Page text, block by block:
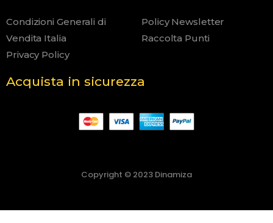
Condizioni Generali di
Vendita Italia
Privacy Policy
Policy Newsletter
Raccolta Punti
Acquista in sicurezza
Copyright © 2023 Dinamiza